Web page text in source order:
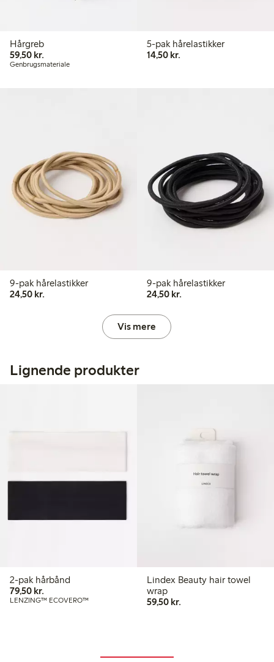
Hårgreb
59,50 kr.
Genbrugsmateriale
5-pak hårelastikker
14,50 kr.
9-pak hårelastikker
24,50 kr.
9-pak hårelastikker
24,50 kr.24,50 kr.
Vis mere
Lignende produkter
2-pak hårbånd
79,50 kr.
LENZING™ ECOVERO™
Lindex Beauty hair towel
wrap
59,50 kr.